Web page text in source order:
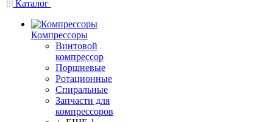
Каталог
Компрессоры
Винтовой
компрессор
Поршневые
Ротационные
Спиральные
Запчасти для
компрессоров